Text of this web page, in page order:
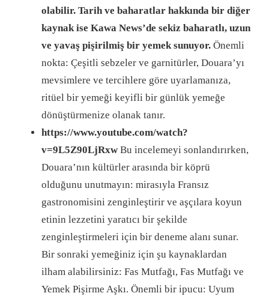
olabilir. Tarih ve baharatlar hakkında bir diğer
kaynak ise Kawa News’de sekiz baharatlı, uzun
ve yavaş pişirilmiş bir yemek sunuyor. Önemli
nokta: Çeşitli sebzeler ve garnitürler, Douara’yı
mevsimlere ve tercihlere göre uyarlamanıza,
ritüel bir yemeği keyifli bir günlük yemeğe
dönüştürmenize olanak tanır.
https://www.youtube.com/watch?
v=9L5Z90LjRxw Bu incelemeyi sonlandırırken,
Douara’nın kültürler arasında bir köprü
olduğunu unutmayın: mirasıyla Fransız
gastronomisini zenginleştirir ve aşçılara koyun
etinin lezzetini yaratıcı bir şekilde
zenginleştirmeleri için bir deneme alanı sunar.
Bir sonraki yemeğiniz için şu kaynaklardan
ilham alabilirsiniz: Fas Mutfağı, Fas Mutfağı ve
Yemek Pişirme Aşkı. Önemli bir ipucu: Uyum